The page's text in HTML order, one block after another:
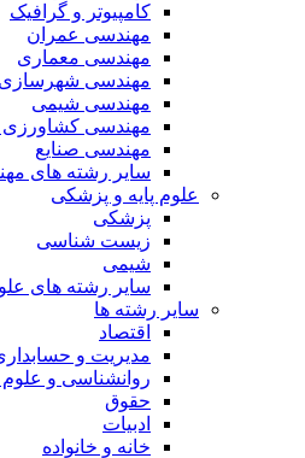
کامپیوتر و گرافیک
مهندسی عمران
مهندسی معماری
مهندسی شهرسازی
مهندسی شیمی
مهندسی
مهندسی صنایع
سایر رشته های
علوم پایه و پزشکی
پزشکی
زیست شناسی
شیمی
سایر رشته های
سایر رشته ها
اقتصاد
مدیریت و
روانشناسی و علوم
حقوق
ادبیات
خانه و خانواده